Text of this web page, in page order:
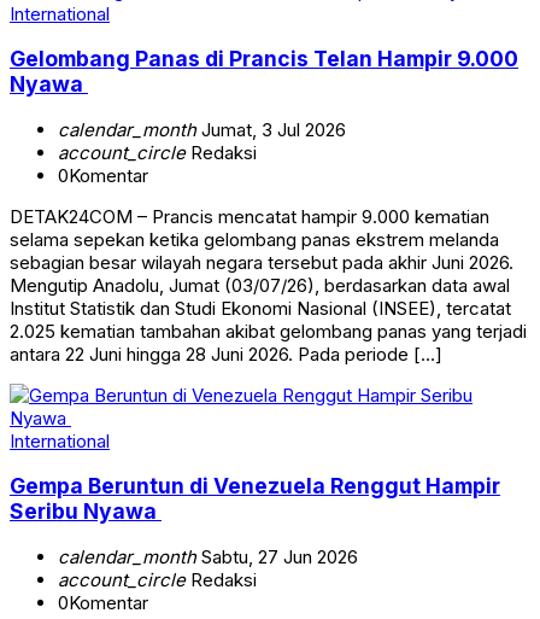
International
Gelombang Panas di Prancis Telan Hampir 9.000
Nyawa
calendar_monthJumat, 3 Jul 2026
account_circleRedaksi
0Komentar
DETAK24COM – Prancis mencatat hampir 9.000 kematian
selama sepekan ketika gelombang panas ekstrem melanda
sebagian besar wilayah negara tersebut pada akhir Juni 2026.
Mengutip Anadolu, Jumat (03/07/26), berdasarkan data awal
Institut Statistik dan Studi Ekonomi Nasional (INSEE), tercatat
2.025 kematian tambahan akibat gelombang panas yang terjadi
antara 22 Juni hingga 28 Juni 2026. Pada periode […]
International
Gempa Beruntun di Venezuela Renggut Hampir
Seribu Nyawa
calendar_monthSabtu, 27 Jun 2026
account_circleRedaksi
0Komentar